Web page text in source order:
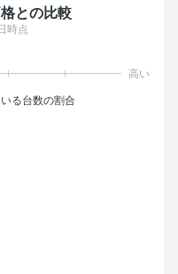
との比較
時点
る台数の割合